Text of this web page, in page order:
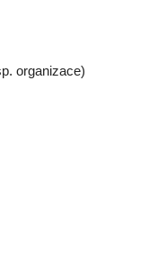
organizace)